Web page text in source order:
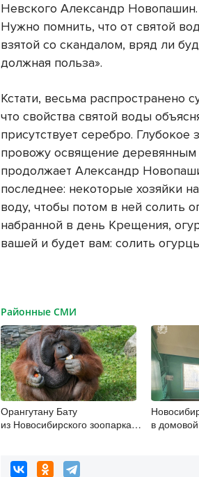
Невского Александр
Нужно помнить, что от святой
взятой со скандалом, вряд ли
должная польза».
Кстати, весьма распространено
что свойства святой воды
присутствует серебро.
провожу освящение деревянным
продолжает Александр
последнее: некоторые хозяйки
воду, чтобы потом в ней солить
набранной в день Крещения,
вашей и будет вам: солить
Районные СМИ
Орангутану Бату
из Новосибирского зоопарка
в